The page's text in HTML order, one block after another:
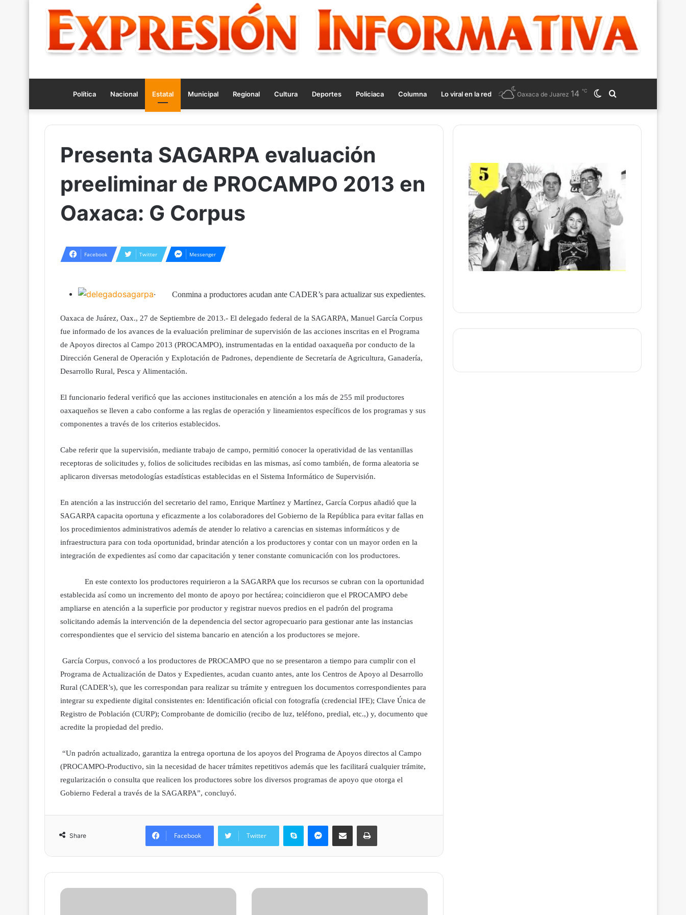
Política Nacional Estatal Municipal Regional Cultura Deportes Policiaca Columna Lo viral en la red
for
Switch
skin
Oaxaca de Juarez 14 ℃
Presenta SAGARPA evaluación
preeliminar de PROCAMPO 2013 en
Oaxaca: G Corpus
Facebook Twitter Messenger
· Conmina a productores acudan ante CADER’s para actualizar sus expedientes.
Oaxaca de Juárez, Oax., 27 de Septiembre de 2013.- El delegado federal de la SAGARPA, Manuel García Corpus
fue informado de los avances de la evaluación preliminar de supervisión de las acciones inscritas en el Programa
de Apoyos directos al Campo 2013 (PROCAMPO), instrumentadas en la entidad oaxaqueña por conducto de la
Dirección General de Operación y Explotación de Padrones, dependiente de Secretaría de Agricultura, Ganadería,
Desarrollo Rural, Pesca y Alimentación.
El funcionario federal verificó que las acciones institucionales en atención a los más de 255 mil productores
oaxaqueños se lleven a cabo conforme a las reglas de operación y lineamientos específicos de los programas y sus
componentes a través de los criterios establecidos.
Cabe referir que la supervisión, mediante trabajo de campo, permitió conocer la operatividad de las ventanillas
receptoras de solicitudes y, folios de solicitudes recibidas en las mismas, así como también, de forma aleatoria se
aplicaron diversas metodologías estadísticas establecidas en el Sistema Informático de Supervisión.
En atención a las instrucción del secretario del ramo, Enrique Martínez y Martínez, García Corpus añadió que la
SAGARPA capacita oportuna y eficazmente a los colaboradores del Gobierno de la República para evitar fallas en
los procedimientos administrativos además de atender lo relativo a carencias en sistemas informáticos y de
infraestructura para con toda oportunidad, brindar atención a los productores y contar con un mayor orden en la
integración de expedientes así como dar capacitación y tener constante comunicación con los productores.
En este contexto los productores requirieron a la SAGARPA que los recursos se cubran con la oportunidad
establecida así como un incremento del monto de apoyo por hectárea; coincidieron que el PROCAMPO debe
ampliarse en atención a la superficie por productor y registrar nuevos predios en el padrón del programa
solicitando además la intervención de la dependencia del sector agropecuario para gestionar ante las instancias
correspondientes que el servicio del sistema bancario en atención a los productores se mejore.
García Corpus, convocó a los productores de PROCAMPO que no se presentaron a tiempo para cumplir con el
Programa de Actualización de Datos y Expedientes, acudan cuanto antes, ante los Centros de Apoyo al Desarrollo
Rural (CADER’s), que les correspondan para realizar su trámite y entreguen los documentos correspondientes para
integrar su expediente digital consistentes en: Identificación oficial con fotografía (credencial IFE); Clave Única de
Registro de Población (CURP); Comprobante de domicilio (recibo de luz, teléfono, predial, etc.,) y, documento que
acredite la propiedad del predio.
“Un padrón actualizado, garantiza la entrega oportuna de los apoyos del Programa de Apoyos directos al Campo
(PROCAMPO-Productivo, sin la necesidad de hacer trámites repetitivos además que les facilitará cualquier trámite,
regularización o consulta que realicen los productores sobre los diversos programas de apoyo que otorga el
Gobierno Federal a través de la SAGARPA”, concluyó.
Share Facebook Twitter
Skype Messenger
Share via Email Print